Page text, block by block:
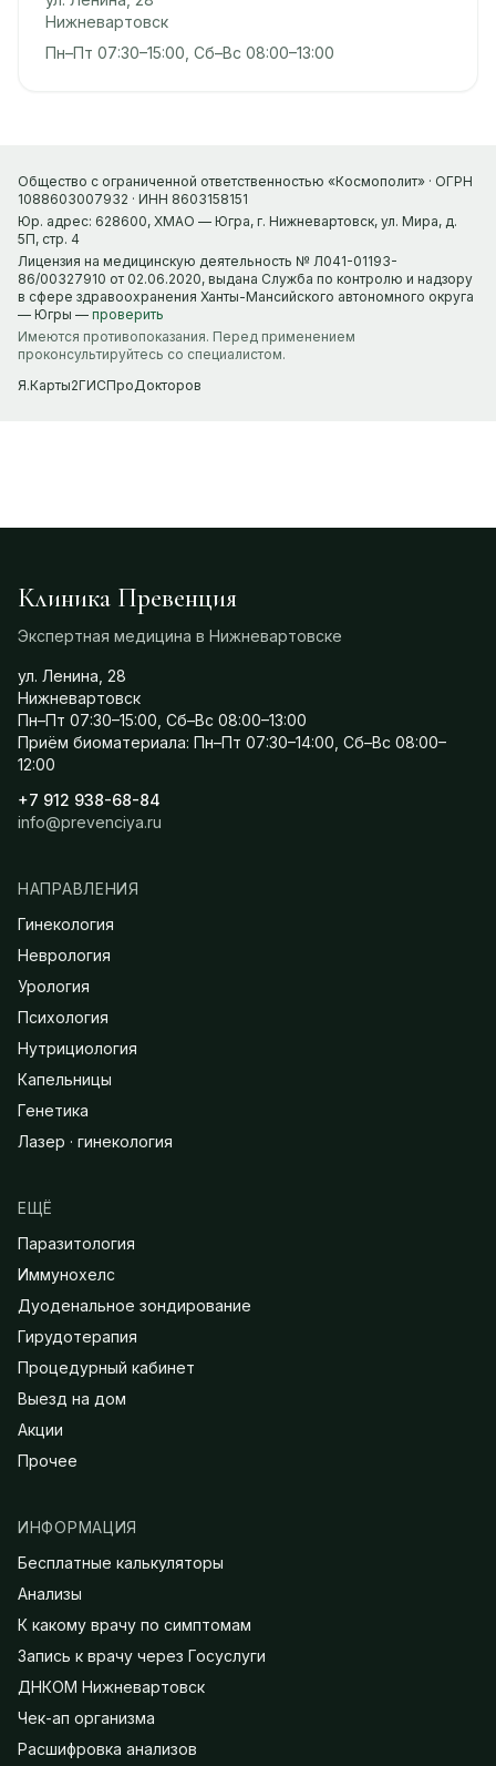
Нижневартовск
Пн–Пт 07:30–15:00, Сб–Вс 08:00–13:00
Общество с ограниченной ответственностью «Космополит» · ОГРН
1088603007932 · ИНН 8603158151
Юр. адрес: 628600, ХМАО — Югра, г. Нижневартовск, ул. Мира, д.
5П, стр. 4
Лицензия на медицинскую деятельность № Л041-01193-
86/00327910 от 02.06.2020, выдана Служба по контролю и надзору
в сфере здравоохранения Ханты-Мансийского автономного округа
— Югры — проверить
Имеются противопоказания. Перед применением
проконсультируйтесь со специалистом.
Я.Карты2ГИСПроДокторов
Клиника Превенция
Экспертная медицина в Нижневартовске
ул. Ленина, 28
Нижневартовск
Пн–Пт 07:30–15:00, Сб–Вс 08:00–13:00
Приём биоматериала: Пн–Пт 07:30–14:00, Сб–Вс 08:00–
12:00
+7 912 938-68-84
info@prevenciya.ru
НАПРАВЛЕНИЯ
Гинекология
Неврология
Урология
Психология
Нутрициология
Капельницы
Генетика
Лазер · гинекология
ЕЩЁ
Паразитология
Иммунохелс
Дуоденальное зондирование
Гирудотерапия
Процедурный кабинет
Выезд на дом
Акции
Прочее
ИНФОРМАЦИЯ
Бесплатные калькуляторы
Анализы
К какому врачу по симптомам
Запись к врачу через Госуслуги
ДНКОМ Нижневартовск
Чек-ап организма
Расшифровка анализов